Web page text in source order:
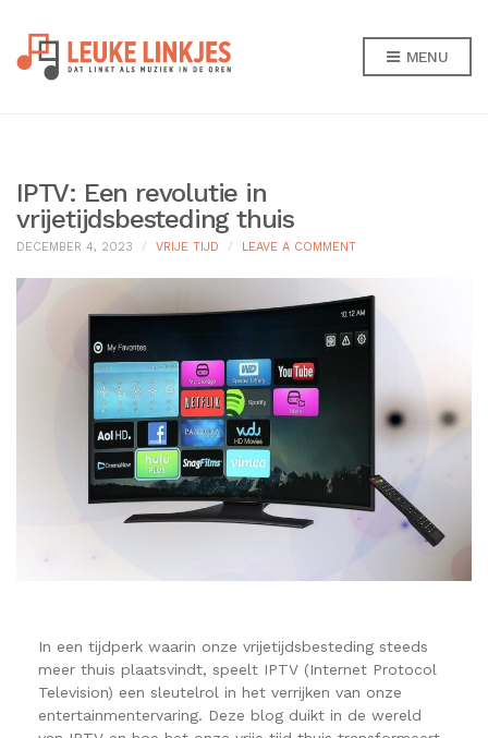
MENU
IPTV: Een revolutie in
vrijetijdsbesteding thuis
DECEMBER 4, 2023 VRIJE TIJD LEAVE A COMMENTON
REVOLUTIE
IN
In een tijdperk waarin onze vrijetijdsbesteding steeds
meer thuis plaatsvindt, speelt IPTV (Internet Protocol
Television) een sleutelrol in het verrijken van onze
entertainmentervaring. Deze blog duikt in de wereld